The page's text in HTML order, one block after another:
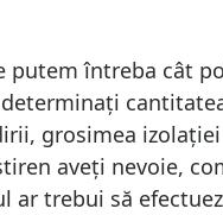
putem întreba cât
grosimea
aveți nevoie,
ar trebui să